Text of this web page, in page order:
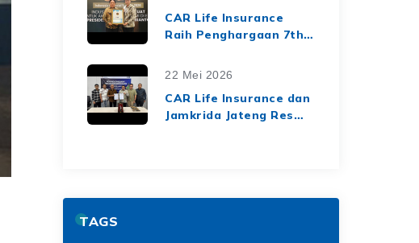
CAR Life Insurance
Raih Penghargaan 7th
Companies Awards
Keuangan yang Solid
dan Berkelanjutan
22 Mei 2026
CAR Life Insurance dan
Jamkrida Jateng Resmi
TAGS